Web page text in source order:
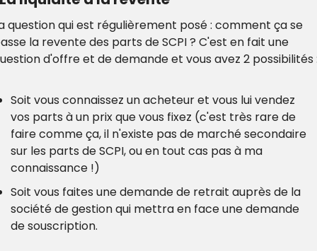
question qui est régulièrement posé : comment ça se
la revente des parts de SCPI ? C'est en fait une
d'offre et de demande et vous avez 2 possibilités
Soit vous connaissez un acheteur et vous lui vendez
vos parts à un prix que vous fixez (c'est très rare de
faire comme ça, il n'existe pas de marché secondaire
sur les parts de SCPI, ou en tout cas pas à ma
connaissance !)
Soit vous faites une demande de retrait auprès de la
société de gestion qui mettra en face une demande
de souscription.